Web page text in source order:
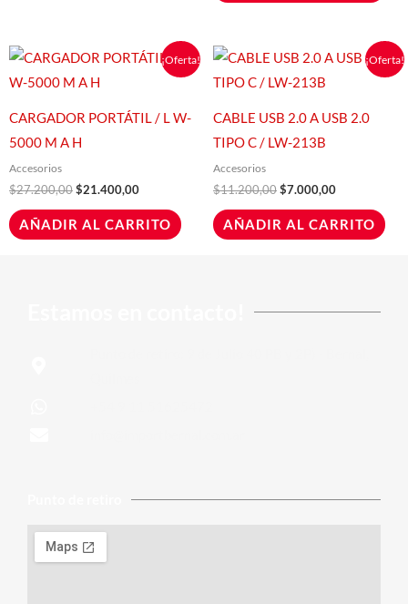
¡Oferta!
CARGADOR PORTÁTIL / L W-
5000 M A H
Accesorios
$27.200,00
El
precio
original
$27.200,00.
$21.400,00
El
precio
$21.400,00.
AÑADIR AL CARRITO
¡Oferta!
CABLE USB 2.0 A USB 2.0
TIPO C / LW-213B
Accesorios
$11.200,00
El
precio
original
$11.200,00.
$7.000,00
El
precio
$7.000,00.
AÑADIR AL CARRITO